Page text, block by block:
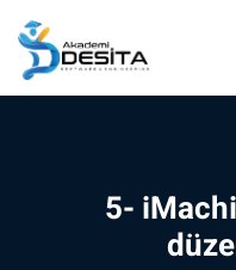
Skip
content
5-